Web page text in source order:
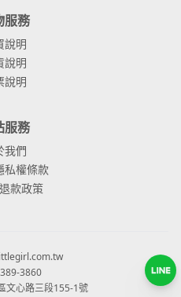
服務
說明
說明
說明
服務
我們
私權條款
款政策
3860
文心路三段155-1號